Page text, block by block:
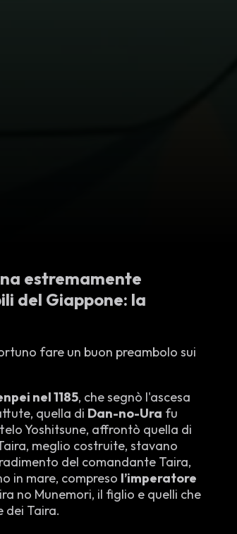
estremamente
del Giappone: la
fare un buon preambolo sui
nel 1185, che segnò l'ascesa
quella di Dan-no-Ura fu
Yoshitsune, affrontò quella di
meglio costruite, stavano
del comandante Taira,
in mare, compreso l’imperatore
no Munemori, il figlio e quelli che
dei Taira.